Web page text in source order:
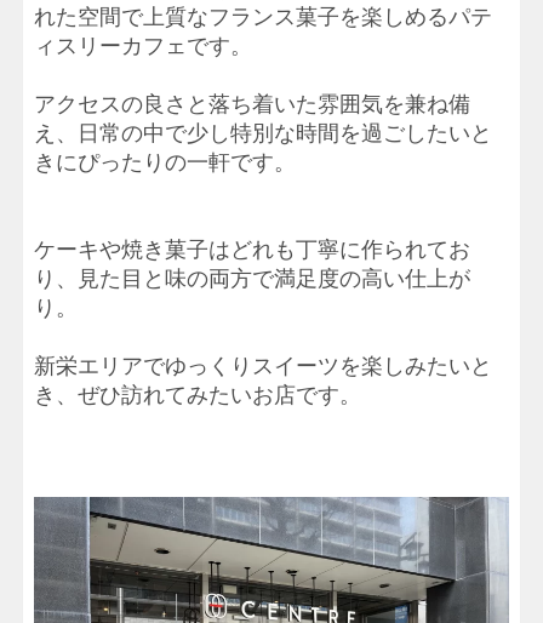
れた空間で上質なフランス菓子を楽しめるパテ
ィスリーカフェです。
アクセスの良さと落ち着いた雰囲気を兼ね備
え、日常の中で少し特別な時間を過ごしたいと
きにぴったりの一軒です。
ケーキや焼き菓子はどれも丁寧に作られてお
り、見た目と味の両方で満足度の高い仕上が
り。
新栄エリアでゆっくりスイーツを楽しみたいと
き、ぜひ訪れてみたいお店です。